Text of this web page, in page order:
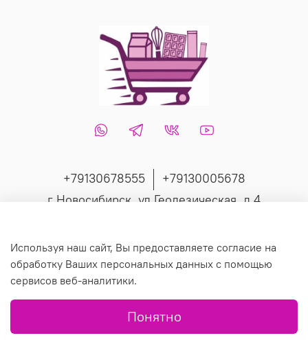
+79130678555
+79130005678
г Новосибирск, ул Геодезическая, д 4
© 2019 Любое использование контента без письменного
разрешения запрещено.
Используя наш сайт, Вы предоставляете согласие на
обработку Ваших персональных данных с помощью
сервисов веб-аналитики.
Понятно